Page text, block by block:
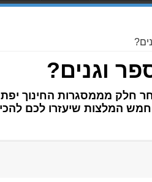
וגנים?
חלק מממסגרות החינוך
המלצות שיעזרו לכם